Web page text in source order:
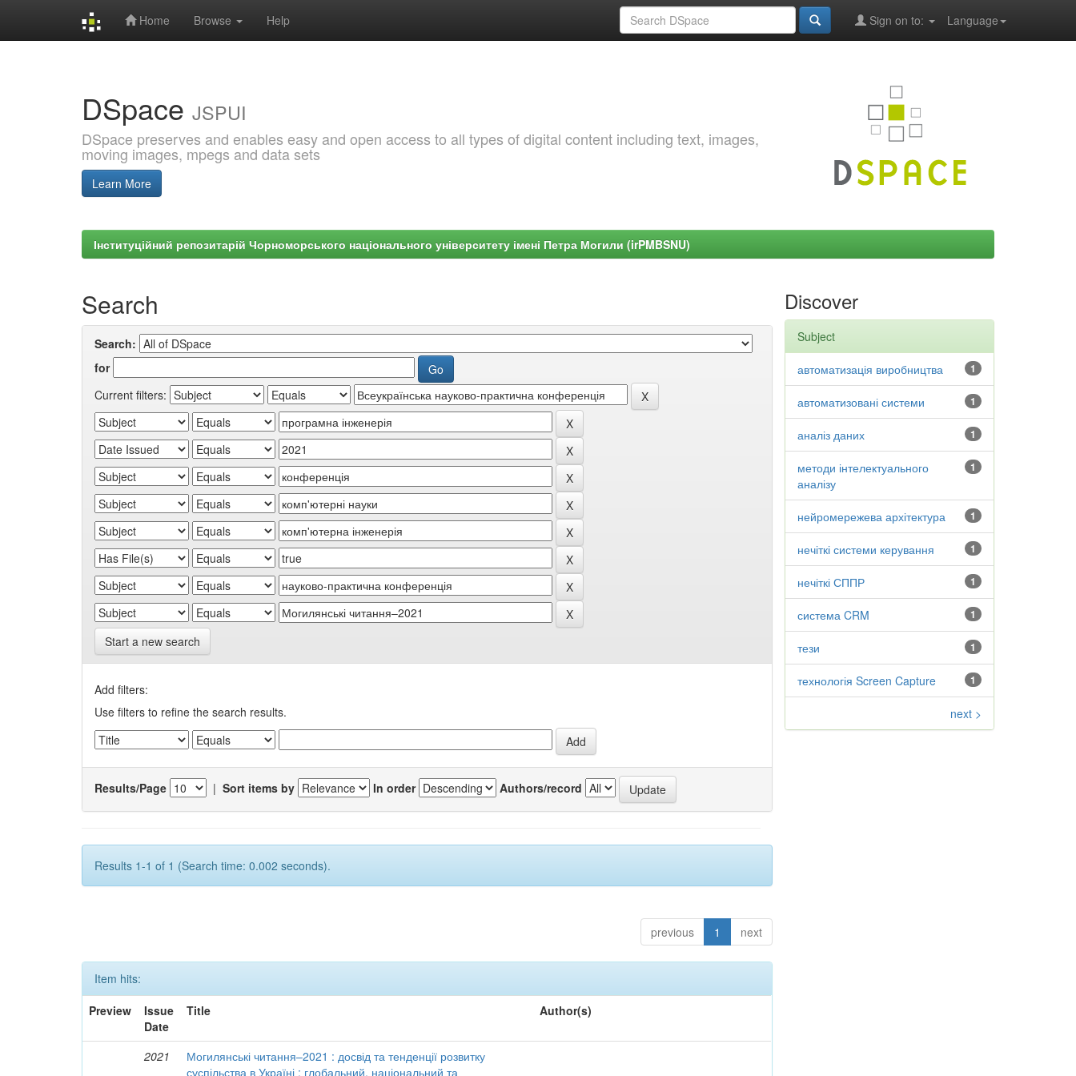
Home Browse Help Language
Sign on to:
DSpace JSPUI
DSpace preserves and enables easy and open access to all types of digital content including text, images,
moving images, mpegs and data sets
Learn More
Інституційний репозитарій Чорноморського національного університету імені Петра Могили (irPMBSNU)
Search
Search:
for
Current filters:
Start a new search
Add filters:
Use filters to refine the search results.
Results/Page | Sort items by In order Authors/record
Results 1-1 of 1 (Search time: 0.002 seconds).
previous 1 next
Item hits:
Preview
Issue
Date
Title Author(s)
2021
Могилянські читання–2021 : досвід та тенденції розвитку
суспільства в Україні : глобальний, національний та
Discover
Subject
1
автоматизація виробництва
1
автоматизовані системи
1
аналіз даних
1
методи інтелектуального
аналізу
1
нейромережева архітектура
1
нечіткі системи керування
1
нечіткі СППР
1
система CRM
1
тези
1
технологія Screen Capture
next >